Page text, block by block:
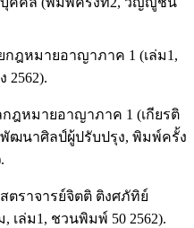
กฎหมายอาญาภาค 1 (เล่ม1,
2562).
ฎหมายอาญาภาค 1 (เกียรติ
ฒนาศิลป์ผู้ปรับปรุง, พิมพ์ครั้ง
ตราจารย์จิตติ ติงศภัทิย์
เล่ม1, ชวนพิมพ์ 50 2562).